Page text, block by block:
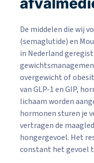
De middelen die wij
(semaglutide) en
in Nederland
overgewicht of
van GLP-1 en GIP,
lichaam worden
hormonen sturen je
vertragen de
hongergevoel. Het
constant het gevoel